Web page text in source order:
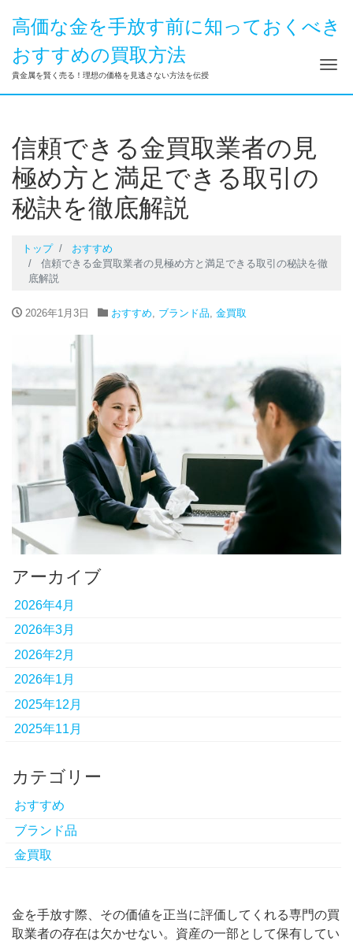
高価な金を手放す前に知っておくべき
おすすめの買取方法
貴金属を賢く売る！理想の価格を見逃さない方法を伝授 ナ
信頼できる金買取業者の見
極め方と満足できる取引の
秘訣を徹底解説
トップ
おすすめ
信頼できる金買取業者の見極め方と満足できる取引の秘訣を徹
底解説
2026年1月3日 おすすめ, ブランド品, 金買取
アーカイブ
2026年4月
2026年3月
2026年2月
2026年1月
2025年12月
2025年11月
カテゴリー
おすすめ
ブランド品
金買取
金を手放す際、その価値を正当に評価してくれる専門の買
取業者の存在は欠かせない。 資産の一部として保有してい